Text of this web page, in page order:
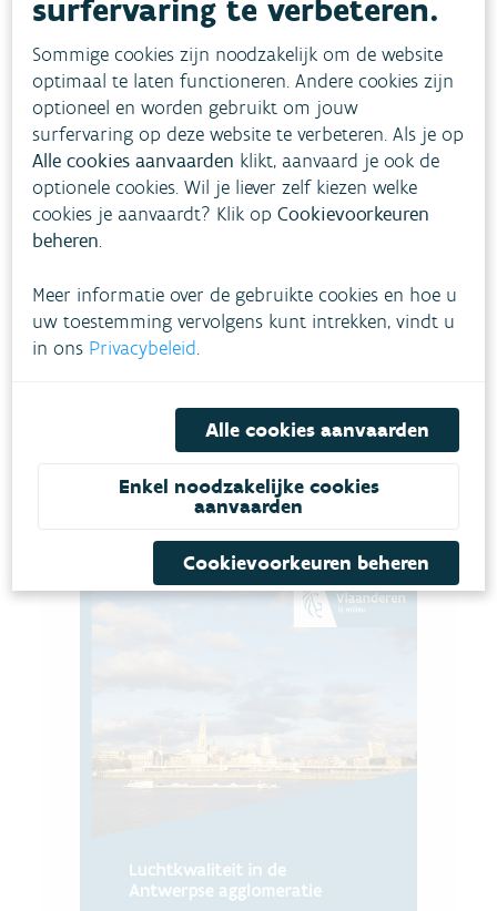
groter en maten we een grotere variatie
tussen de meetplaatsen.
De invoering van deLEZ
heeft ervoor
gezorgd dat de concentraties zwarte koolstof
lokaal extra daalden. Voor NO 2
zijn er geen
eenduidige aanwijzingen dat de LEZ voor een
zorgde. De huidige beperkingen van de LEZ
focussen voornamelijk op het terugdringen
terugdringen van stikstofdeeltjes wordt
belangrijker vanaf 2025.
surfervaring te verbeteren.
Sommige cookies zijn noodzakelijk om de website
optimaal te laten functioneren. Andere cookies zijn
optioneel en worden gebruikt om jouw
surfervaring op deze website te verbeteren. Als je op
Alle cookies aanvaarden klikt, aanvaard je ook de
optionele cookies. Wil je liever zelf kiezen welke
cookies je aanvaardt? Klik opCookievoorkeuren
beheren.
Meer informatie over de gebruikte cookies en hoe u
uw toestemming vervolgens kunt intrekken, vindt u
in ons Privacybeleid.
Alle cookies aanvaarden
Enkel noodzakelijke cookies
aanvaarden
Cookievoorkeuren beheren